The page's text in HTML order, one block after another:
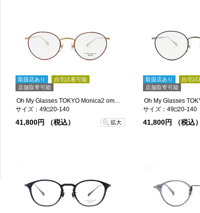
取扱店あり
自宅試着可能
店舗取寄可能
サイズ：49□20-140
41,800円 （税込） 拡大
取扱店あり
自宅試
店舗取寄可能
サイズ：49□20-140
41,800円 （税込）